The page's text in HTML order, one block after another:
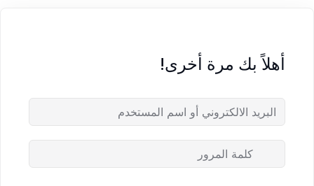
من نحن
أهلاً بك مرة أخرى!
تذكر لي فقدت كلمة المرور الخاصة بك ؟